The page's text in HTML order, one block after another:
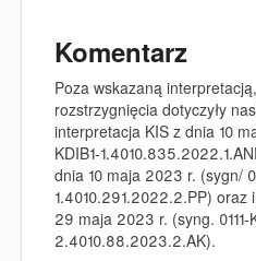
Komentarz
Poza wskazaną
rozstrzygnięcia dotyczyły
interpretacja KIS z dnia 10
KDIB1-
dnia 10 maja 2023 r. (sygn/
1.4010.291.2022.2.PP) oraz
29 maja 2023 r. (syng. 0111-
2.4010.88.2023.2.AK).